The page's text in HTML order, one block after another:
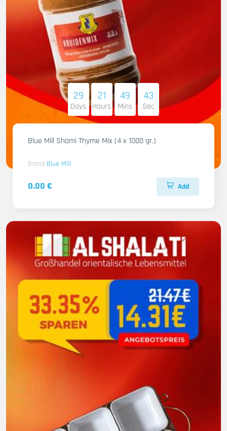
29
Days
21
Hours
49
Mins
41
Sec
Blue Mill Shami Thyme Mix (4 x 1000 gr.)
Brand Blue Mill
0.00 € Add